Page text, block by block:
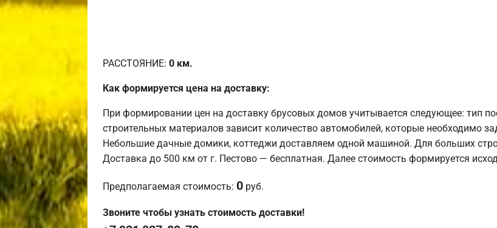
РАССТОЯНИЕ: 0 км.
Как формируется цена на доставку:
При формировании цен на доставку брусовых домов учитывается следующее: тип
строительных материалов зависит количество автомобилей, которые необходимо
Небольшие дачные домики, коттеджи доставляем одной машиной. Для больших
Доставка до 500 км от г. Пестово — бесплатная. Далее стоимость формируется
Предполагаемая стоимость: 0 руб.
Звоните чтобы узнать стоимость доставки!